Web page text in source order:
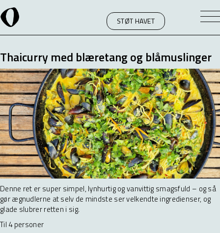
STØT HAVET
Thaicurry med blæretang og blåmuslinger
Denne ret er super simpel, lynhurtig og vanvittig smagsfuld – og så
gør ægnudlerne at selv de mindste ser velkendte ingredienser, og
glade slubrer retten i sig.
Til 4 personer